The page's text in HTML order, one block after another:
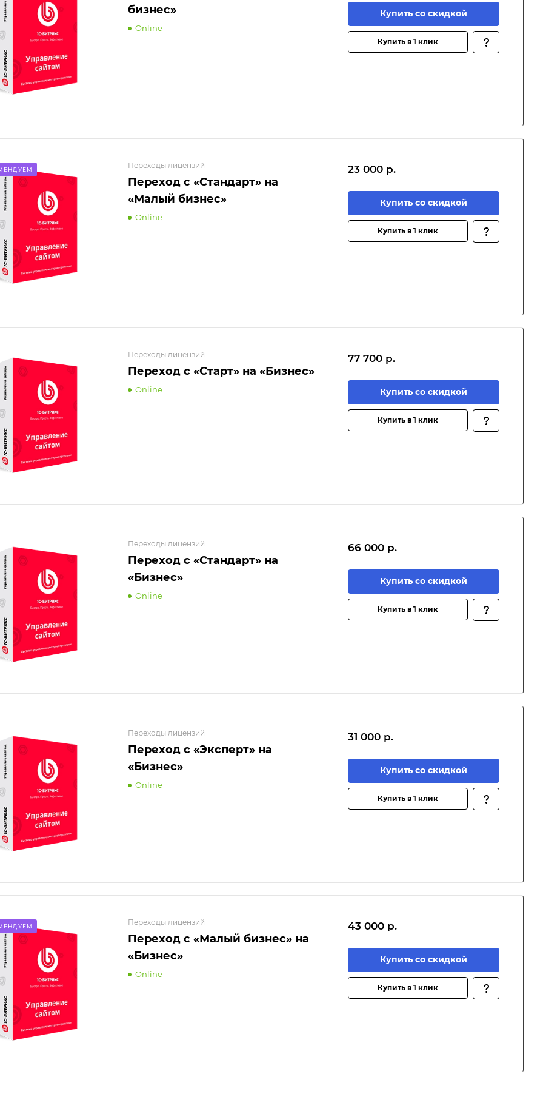
бизнес»
Online
Купить со скидкой
Купить в 1 клик
Переходы лицензий
Переход с «Стандарт» на
«Малый бизнес»
Online
23 000 р.
Купить со скидкой
Купить в 1 клик
Переходы лицензий
Переход с «Старт» на «Бизнес»
Online
77 700 р.
Купить со скидкой
Купить в 1 клик
Переходы лицензий
Переход с «Стандарт» на
«Бизнес»
Online
66 000 р.
Купить со скидкой
Купить в 1 клик
Переходы лицензий
Переход с «Эксперт» на
«Бизнес»
Online
31 000 р.
Купить со скидкой
Купить в 1 клик
Переходы лицензий
Переход с «Малый бизнес» на
«Бизнес»
Online
43 000 р.
Купить со скидкой
Купить в 1 клик